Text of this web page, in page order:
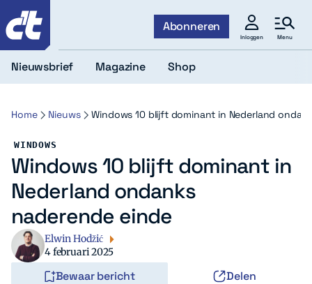
Abonneren
Inloggen Menu
Nieuwsbrief Magazine Shop
Home Nieuws Windows 10 blijft dominant in Nederland
WINDOWS
Windows 10 blijft dominant in
Nederland ondanks
naderende einde
Elwin Hodžić
4 februari 2025
Bewaar bericht Delen